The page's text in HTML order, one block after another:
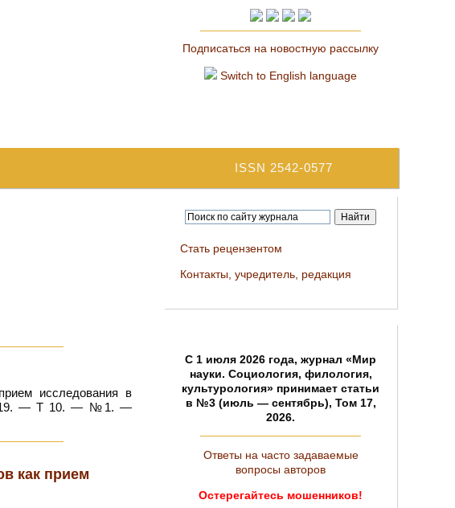
Подписаться на новостную рассылку
Switch to English language
ISSN 2542-0577
исследования в
2019. — Т 10. — №1. —
как прием
Стать рецензентом
Контакты, учредитель, редакция
C 1 июля 2026 года, журнал «Мир
науки. Социология, филология,
культурология» принимает статьи
в №3 (июль — сентябрь), Том 17,
2026.
Ответы на часто задаваемые
вопросы авторов
Остерегайтесь мошенников!